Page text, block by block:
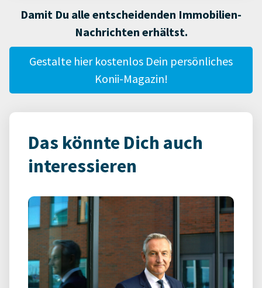
Damit Du alle entscheidenden Immobilien-
Nachrichten erhältst.
Gestalte hier kostenlos Dein persönliches
Konii-Magazin!
Das könnte Dich auch
interessieren